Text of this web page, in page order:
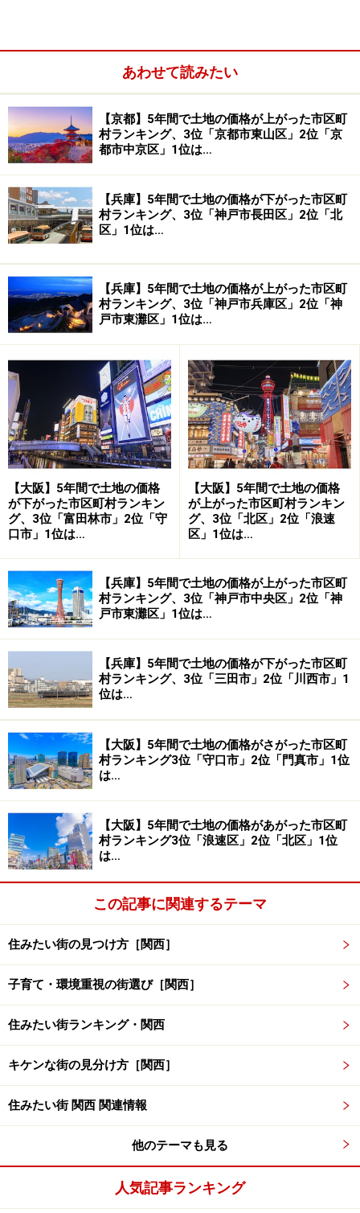
子育ファミリーが多いのも鶴見区
表2【世帯人数、家族類型別シェア比較】（出典：平成17年
国勢調査）
人口の次は世帯という切り口で見てみましょう。一人暮
らしよりも大家族が多い街の方が元気であるといえま
す。表2の「世帯人数」は「一世帯あたりの親族人数」
を平成17年国勢調査で比較したものです。TOPは鶴見区
の2.51人、2位は平野区（2.37人）、3位住之江区（2.35
人）。大阪市平均は2.11人となってます。鶴見区は「大
家族」の多い区という事になります。
世帯人数は同居親族の人数ですので、例えば3世代や叔
す。というわけで世帯類型で「夫婦＋子供世帯」の割合
を調べたところ、こちらもTOPは鶴見区で30.4%。大阪
市平均の24.1%を5%以上高い割合です。
鶴見区の世帯人数が多いのは、子供（15歳未満）の割合
が多い事も合わせ、子育ファミリー層の割合が高いと考
えて差し支えないでしょう。
一方、高齢単身世帯は、その割合が一番低いのは、なん
とまたまた鶴見区で8.8%。大阪市平均12.0％を大きく下
回り、一番高齢単身世帯割合の多い西成区（26.7%）の
およそ三分の一となります。
20年では都市周辺部、10年では都市部が増
表3【人口増加】（出典：昭和55年、平成12年／17年国勢調
査）
人口に関しては、当然、減少しているエリアよりも増加
しているエリアの方が元気だといえます。
表3は人口増加に関するものです。現在の人口を過去の
した街」はがらっと顔ぶれが変わります。
昭和55年と平成17年の比較では上位3区は西区（35％
増）、鶴見区（21%）、都島区（19%）。都心である西
あわせて読みたい
【京都】5年間で土地の価格が上がった市区町
村ランキング、3位「京都市東山区」2位「京
都市中京区」1位は…
【兵庫】5年間で土地の価格が下がった市区町
村ランキング、3位「神戸市長田区」2位「北
区」1位は…
【兵庫】5年間で土地の価格が上がった市区町
村ランキング、3位「神戸市兵庫区」2位「神
戸市東灘区」1位は…
【大阪】5年間で土地の価格
が下がった市区町村ランキン
グ、3位「富田林市」2位「守
口市」1位は…
【大阪】5年間で土地の価格
が上がった市区町村ランキン
グ、3位「北区」2位「浪速
区」1位は…
【兵庫】5年間で土地の価格が上がった市区町
村ランキング、3位「神戸市中央区」2位「神
戸市東灘区」1位は…
【兵庫】5年間で土地の価格が下がった市区町
村ランキング、3位「三田市」2位「川西市」1
位は…
【大阪】5年間で土地の価格がさがった市区町
村ランキング3位「守口市」2位「門真市」1位
は…
【大阪】5年間で土地の価格があがった市区町
村ランキング3位「浪速区」2位「北区」1位
は…
この記事に関連するテーマ
住みたい街の見つけ方［関西］
子育て・環境重視の街選び［関西］
住みたい街ランキング・関西
キケンな街の見分け方［関西］
住みたい街 関西 関連情報
他のテーマも見る
人気記事ランキング